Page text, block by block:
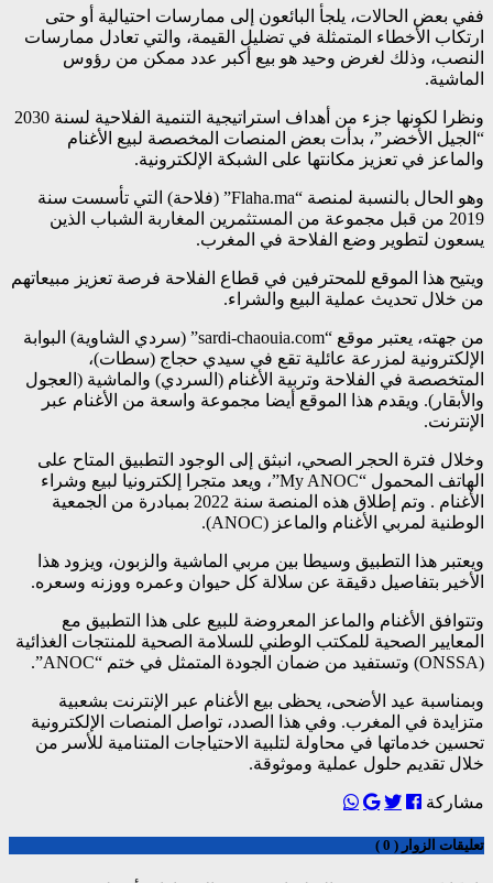
ففي بعض الحالات، يلجأ البائعون إلى ممارسات احتيالية أو حتى
ارتكاب الأخطاء المتمثلة في تضليل القيمة، والتي تعادل ممارسات
النصب، وذلك لغرض وحيد هو بيع أكبر عدد ممكن من رؤوس
الماشية.
ونظرا لكونها جزء من أهداف استراتيجية التنمية الفلاحية لسنة 2030
“الجيل الأخضر”، بدأت بعض المنصات المخصصة لبيع الأغنام
والماعز في تعزيز مكانتها على الشبكة الإلكترونية.
وهو الحال بالنسبة لمنصة “Flaha.ma” (فلاحة) التي تأسست سنة
2019 من قبل مجموعة من المستثمرين المغاربة الشباب الذين
يسعون لتطوير وضع الفلاحة في المغرب.
ويتيح هذا الموقع للمحترفين في قطاع الفلاحة فرصة تعزيز مبيعاتهم
من خلال تحديث عملية البيع والشراء.
من جهته، يعتبر موقع “sardi-chaouia.com” (سردي الشاوية) البوابة
الإلكترونية لمزرعة عائلية تقع في سيدي حجاج (سطات)،
المتخصصة في الفلاحة وتربية الأغنام (السردي) والماشية (العجول
والأبقار). ويقدم هذا الموقع أيضا مجموعة واسعة من الأغنام عبر
الإنترنت.
وخلال فترة الحجر الصحي، انبثق إلى الوجود التطبيق المتاح على
الهاتف المحمول “My ANOC”، ويعد متجرا إلكترونيا لبيع وشراء
الأغنام . وتم إطلاق هذه المنصة سنة 2022 بمبادرة من الجمعية
الوطنية لمربي الأغنام والماعز (ANOC).
ويعتبر هذا التطبيق وسيطا بين مربي الماشية والزبون، ويزود هذا
الأخير بتفاصيل دقيقة عن سلالة كل حيوان وعمره ووزنه وسعره.
وتتوافق الأغنام والماعز المعروضة للبيع على هذا التطبيق مع
المعايير الصحية للمكتب الوطني للسلامة الصحية للمنتجات الغذائية
(ONSSA) وتستفيد من ضمان الجودة المتمثل في ختم “ANOC”.
وبمناسبة عيد الأضحى، يحظى بيع الأغنام عبر الإنترنت بشعبية
متزايدة في المغرب. وفي هذا الصدد، تواصل المنصات الإلكترونية
تحسين خدماتها في محاولة لتلبية الاحتياجات المتنامية للأسر من
خلال تقديم حلول عملية وموثوقة.
مشاركة
تعليقات الزوار ( 0 )